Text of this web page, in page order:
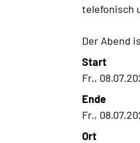
telefonisch
Der Abend
Start
Fr.,
Ende
Fr.,
Ort